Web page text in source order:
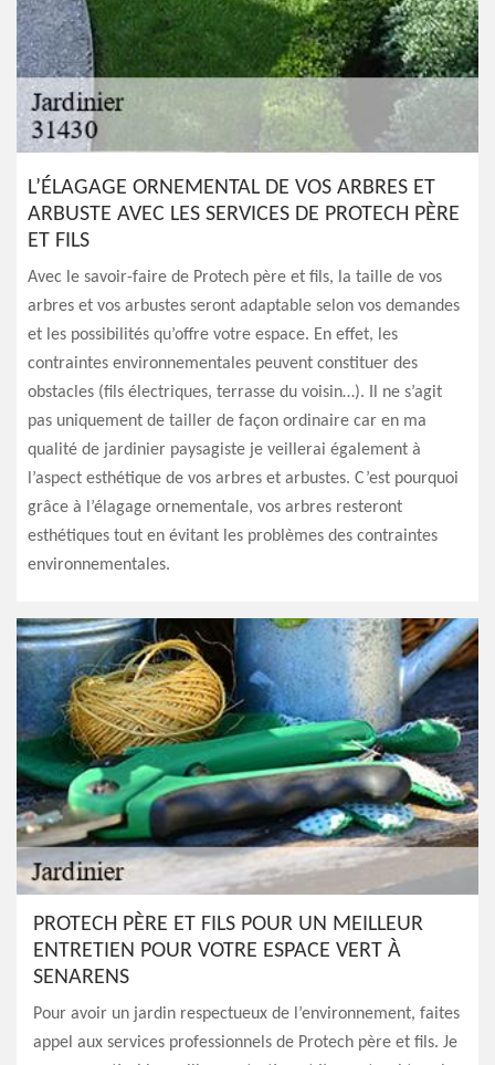
L’ÉLAGAGE ORNEMENTAL DE VOS ARBRES ET
ARBUSTE AVEC LES SERVICES DE PROTECH PÈRE
ET FILS
Avec le savoir-faire de Protech père et fils, la taille de vos
arbres et vos arbustes seront adaptable selon vos demandes
et les possibilités qu’offre votre espace. En effet, les
contraintes environnementales peuvent constituer des
obstacles (fils électriques, terrasse du voisin…). Il ne s’agit
pas uniquement de tailler de façon ordinaire car en ma
qualité de jardinier paysagiste je veillerai également à
l’aspect esthétique de vos arbres et arbustes. C’est pourquoi
grâce à l’élagage ornementale, vos arbres resteront
esthétiques tout en évitant les problèmes des contraintes
environnementales.
PROTECH PÈRE ET FILS POUR UN MEILLEUR
ENTRETIEN POUR VOTRE ESPACE VERT À
SENARENS
Pour avoir un jardin respectueux de l’environnement, faites
appel aux services professionnels de Protech père et fils. Je